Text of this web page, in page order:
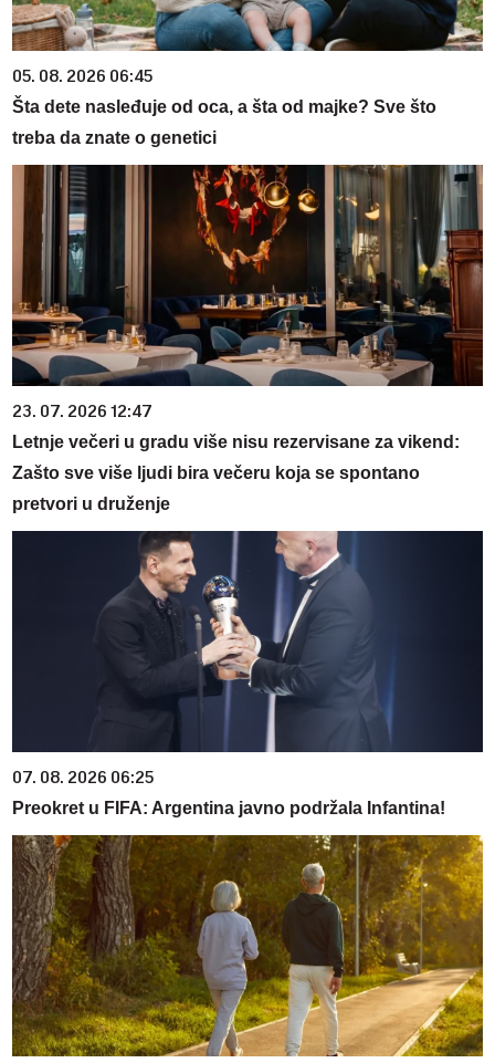
05. 08. 2026 06:45
Šta dete nasleđuje od oca, a šta od majke? Sve što
treba da znate o genetici
23. 07. 2026 12:47
Letnje večeri u gradu više nisu rezervisane za vikend:
Zašto sve više ljudi bira večeru koja se spontano
pretvori u druženje
07. 08. 2026 06:25
Preokret u FIFA: Argentina javno podržala Infantina!